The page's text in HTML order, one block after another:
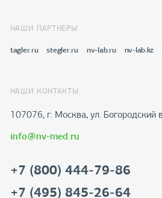
НАШИ ПАРТНЕРЫ
tagler.ru stegler.ru nv-lab.ru nv-lab.kz
НАШИ КОНТАКТЫ
107076, г. Москва, ул. Богородский
info@nv-med.ru
+7 (800) 444-79-86
+7 (495) 845-26-64